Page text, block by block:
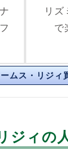
リズ
で
ムス・リジィ
ジィの